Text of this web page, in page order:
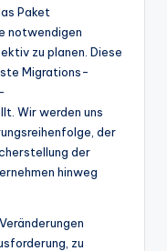
Paket
notwendigen
zu planen. Diese
Migrations-
Wir werden uns
der
der
hinweg
zu